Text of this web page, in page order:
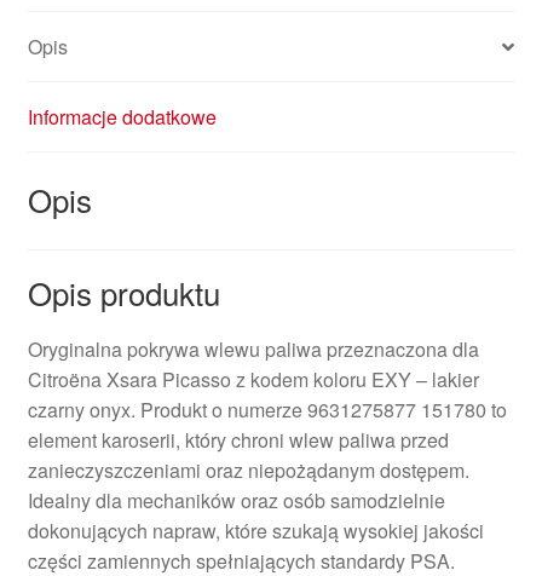
Opis
Informacje dodatkowe
Opis
Opis produktu
Oryginalna pokrywa wlewu paliwa przeznaczona dla
Citroëna Xsara Picasso z kodem koloru EXY – lakier
czarny onyx. Produkt o numerze 9631275877 151780 to
element karoserii, który chroni wlew paliwa przed
zanieczyszczeniami oraz niepożądanym dostępem.
Idealny dla mechaników oraz osób samodzielnie
dokonujących napraw, które szukają wysokiej jakości
części zamiennych spełniających standardy PSA.